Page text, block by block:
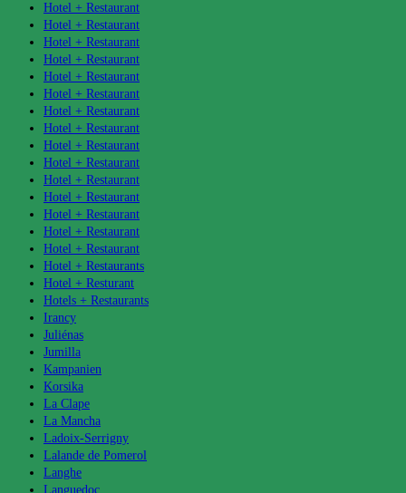
Hotel + Restaurant
Hotel + Restaurant
Hotel + Restaurant
Hotel + Restaurant
Hotel + Restaurant
Hotel + Restaurant
Hotel + Restaurant
Hotel + Restaurant
Hotel + Restaurant
Hotel + Restaurant
Hotel + Restaurant
Hotel + Restaurant
Hotel + Restaurant
Hotel + Restaurant
Hotel + Restaurant
Hotel + Restaurants
Hotel + Resturant
Hotels + Restaurants
Irancy
Juliénas
Jumilla
Kampanien
Korsika
La Clape
La Mancha
Ladoix-Serrigny
Lalande de Pomerol
Langhe
Languedoc